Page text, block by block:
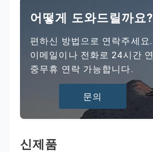
어떻게 도와드릴까요?
편하신 방법으로 연락주세요.
이메일이나 전화로 24시간 연
중무휴 연락 가능합니다.
문의
신제품